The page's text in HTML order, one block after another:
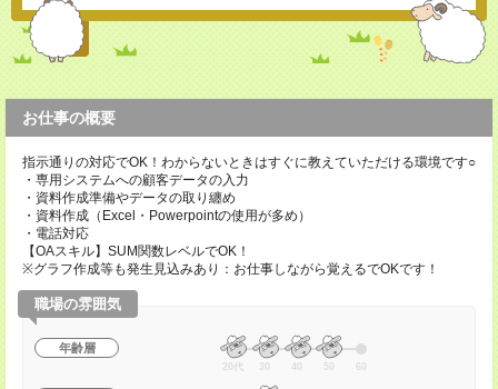
お仕事の概要
指示通りの対応でOK！わからないときはすぐに教えていただける環境です○
・専用システムへの顧客データの入力
・資料作成準備やデータの取り纏め
・資料作成（Excel・Powerpointの使用が多め）
・電話対応
【OAスキル】SUM関数レベルでOK！
※グラフ作成等も発生見込みあり：お仕事しながら覚えるでOKです！
職場の雰囲気
年齢層
20代 30 40 50 60